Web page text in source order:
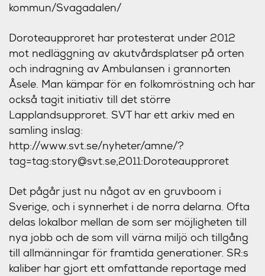
kommun/Svagadalen/
Doroteaupproret har protesterat under 2012
mot nedläggning av akutvårdsplatser på orten
och indragning av Ambulansen i grannorten
Åsele. Man kämpar för en folkomröstning och har
också tagit initiativ till det större
Lapplandsupproret. SVT har ett arkiv med en
samling inslag:
http://www.svt.se/nyheter/amne/?
tag=tag:story@svt.se,2011:Doroteaupproret
Det pågår just nu något av en gruvboom i
Sverige, och i synnerhet i de norra delarna. Ofta
delas lokalbor mellan de som ser möjligheten till
nya jobb och de som vill värna miljö och tillgång
till allmänningar för framtida generationer. SR:s
kaliber har gjort ett omfattande reportage med